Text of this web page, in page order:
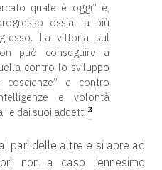
quale è oggi” è,
ossia la più
La vittoria sul
può conseguire a
contro lo sviluppo
coscienze” e contro
e volontà
e dai suoi addetti.3
pari delle altre e si apre ad
non a caso l’ennesimo